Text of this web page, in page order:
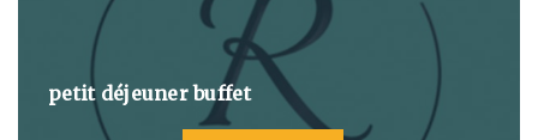
petit déjeuner buffet